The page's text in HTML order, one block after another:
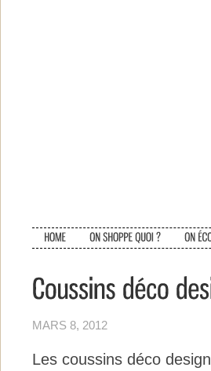
MARS 8, 2012
Les coussins déco design